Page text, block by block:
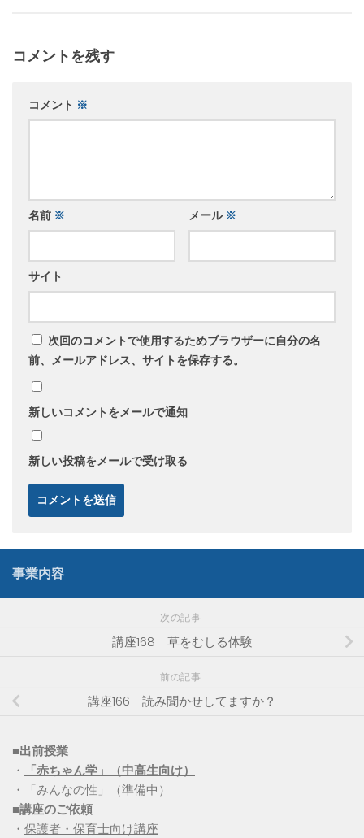
コメントを残す
コメント ※
名前 ※ メール ※
サイト
次回のコメントで使用するためブラウザーに自分の名
前、メールアドレス、サイトを保存する。
新しいコメントをメールで通知
新しい投稿をメールで受け取る
事業内容
次の記事
講座168 草をむしる体験
前の記事
講座166 読み聞かせしてますか？
■出前授業
・
「赤ちゃん学」（中高生向け）
・「みんなの性」（準備中）
■講座のご依頼
・ 保護者・保育士向け講座